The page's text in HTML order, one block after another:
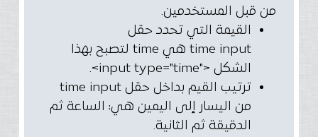
من قبل المستخدمين.
القيمة التي تحدد حقل
time input هي time لتصبح بهذا
الشكل <"input type="time>.
ترتيب القيم بداخل حقل time input
من اليسار إلى اليمين هي: الساعة ثم
الدقيقة ثم الثانية.